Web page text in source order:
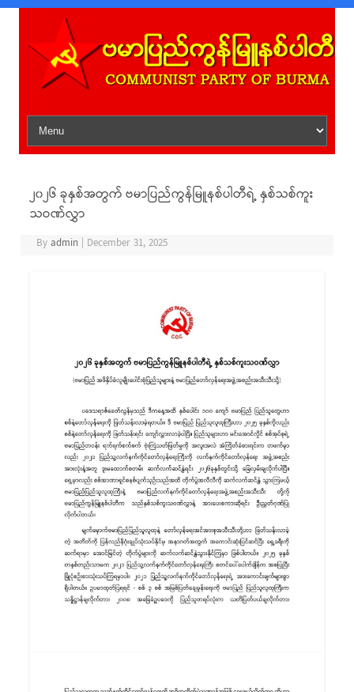
Skip to content
၂၀၂၆ ခုနှစ်အတွက် ဗမာပြည်ကွန်မြူနစ်ပါတီရဲ့ နှစ်သစ်ကူး
သဝဏ်လွှာ
Byadmin December 31, 2025